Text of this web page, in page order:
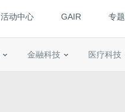
活动中心 GAIR 专题
金融科技 医疗科技